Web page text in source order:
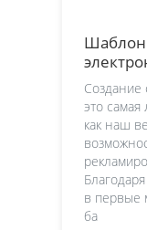
Шаблон
Создание
это
как наш
в первые
ба